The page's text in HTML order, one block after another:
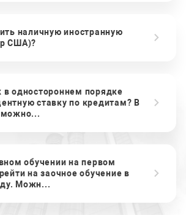
наличную иностранную
США)?
одностороннем порядке
ставку по кредитам? В
можно...
обучении на первом
на заочное обучение в
Можн...